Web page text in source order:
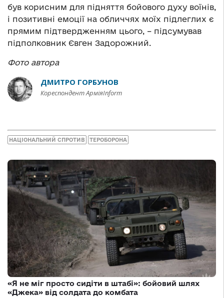
був корисним для підняття бойового духу воїнів,
і позитивні емоції на обличчях моїх підлеглих є
прямим підтвердженням цього, – підсумував
підполковник Євген Задорожний.
Фото автора
ДМИТРО ГОРБУНОВ
Кореспондент АрміяInform
НАЦІОНАЛЬНИЙ СПРОТИВ ТЕРОБОРОНА
«Я не міг просто сидіти в штабі»: бойовий шлях
«Джека» від солдата до комбата